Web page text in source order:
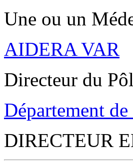
Une ou un
AIDERA VAR
Directeur du
Département
DIRECTEUR